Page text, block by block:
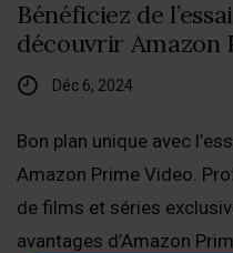
Bénéficiez de
découvrir Amazon
Déc 6, 2024
Bon plan unique avec
Amazon Prime Video.
de films et séries
avantages d’Amazon